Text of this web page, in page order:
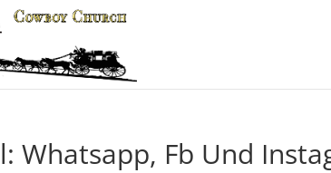
Whatsapp, Fb Und